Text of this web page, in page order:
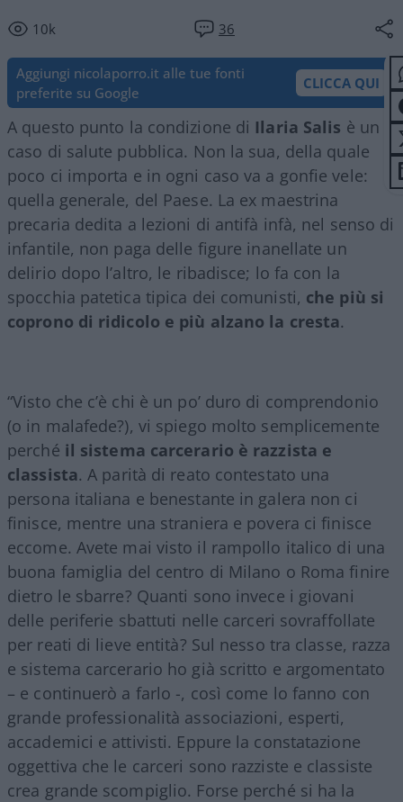
10k 36
Aggiungi nicolaporro.it alle tue fonti
preferite su Google
CLICCA QUI
A questo punto la condizione di Ilaria Salis è un
caso di salute pubblica. Non la sua, della quale
poco ci importa e in ogni caso va a gonfie vele:
quella generale, del Paese. La ex maestrina
precaria dedita a lezioni di antifà infà, nel senso di
infantile, non paga delle figure inanellate un
delirio dopo l’altro, le ribadisce; lo fa con la
spocchia patetica tipica dei comunisti, che più si
coprono di ridicolo e più alzano la cresta.
“Visto che c’è chi è un po’ duro di comprendonio
(o in malafede?), vi spiego molto semplicemente
perché il sistema carcerario è razzista e
classista. A parità di reato contestato una
persona italiana e benestante in galera non ci
finisce, mentre una straniera e povera ci finisce
eccome. Avete mai visto il rampollo italico di una
buona famiglia del centro di Milano o Roma finire
dietro le sbarre? Quanti sono invece i giovani
delle periferie sbattuti nelle carceri sovraffollate
per reati di lieve entità? Sul nesso tra classe, razza
e sistema carcerario ho già scritto e argomentato
– e continuerò a farlo -, così come lo fanno con
grande professionalità associazioni, esperti,
accademici e attivisti. Eppure la constatazione
oggettiva che le carceri sono razziste e classiste
crea grande scompiglio. Forse perché si ha la